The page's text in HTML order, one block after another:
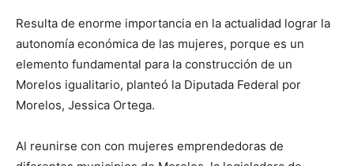
Resulta de enorme importancia en la actualidad lograr la
autonomía económica de las mujeres, porque es un
elemento fundamental para la construcción de un
Morelos igualitario, planteó la Diputada Federal por
Morelos, Jessica Ortega.
Al reunirse con con mujeres emprendedoras de